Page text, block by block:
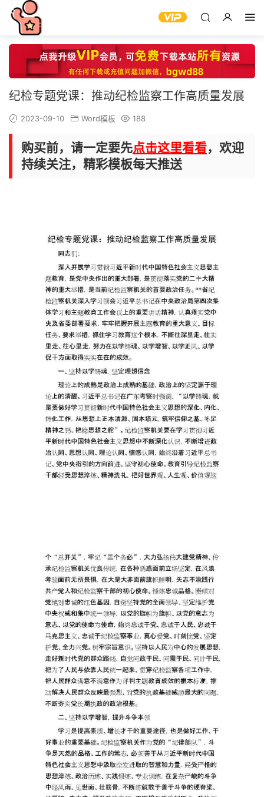
纪检专题党课：推动纪检监察工作高质量发展
2023-09-10 Word模板 188
购买前，请一定要先点击这里看看，欢迎
持续关注，精彩模板每天推送